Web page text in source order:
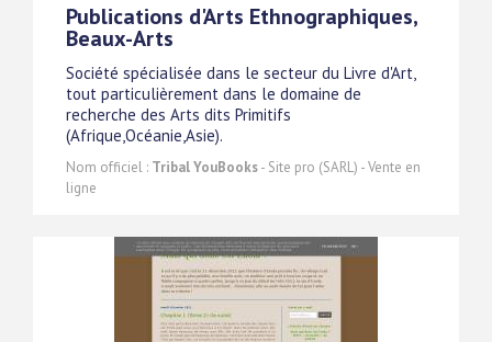
Publications d'Arts Ethnographiques,
Beaux-Arts
Société spécialisée dans le secteur du Livre d'Art,
tout particulièrement dans le domaine de
recherche des Arts dits Primitifs
(Afrique,Océanie,Asie).
Nom officiel : Tribal YouBooks- Site pro (SARL) - Vente en
ligne